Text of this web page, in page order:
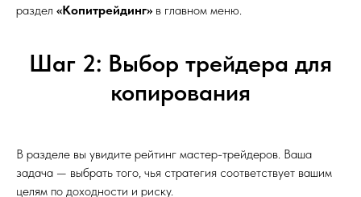
раздел «Копитрейдинг» в главном меню.
Шаг 2: Выбор трейдера для
копирования
В разделе вы увидите рейтинг мастер-трейдеров. Ваша
задача — выбрать того, чья стратегия соответствует вашим
целям по доходности и риску.